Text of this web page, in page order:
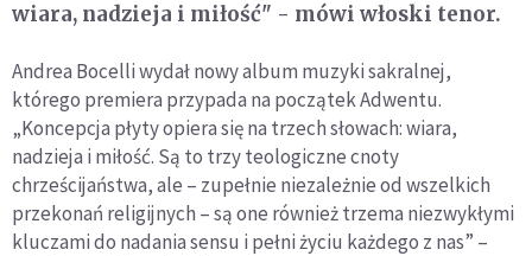
wiara, nadzieja i miłość" - mówi włoski tenor.
Andrea Bocelli wydał nowy album muzyki sakralnej,
którego premiera przypada na początek Adwentu.
„Koncepcja płyty opiera się na trzech słowach: wiara,
nadzieja i miłość. Są to trzy teologiczne cnoty
chrześcijaństwa, ale – zupełnie niezależnie od wszelkich
przekonań religijnych – są one również trzema niezwykłymi
kluczami do nadania sensu i pełni życiu każdego z nas” –